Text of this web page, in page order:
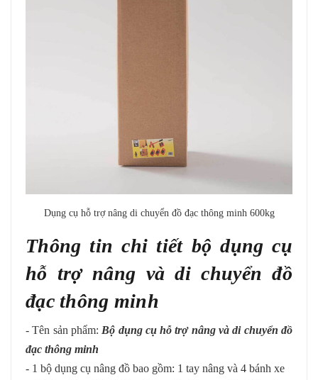
Dụng cụ hỗ trợ nâng di chuyển đồ đạc thông minh 600kg
Thông tin chi tiết bộ dụng cụ
hỗ trợ nâng và di chuyển đồ
đạc thông minh
- Tên sản phẩm: Bộ dụng cụ hỗ trợ nâng và di chuyển đồ
đạc thông minh
- 1 bộ dụng cụ nâng đồ bao gồm: 1 tay nâng và 4 bánh xe